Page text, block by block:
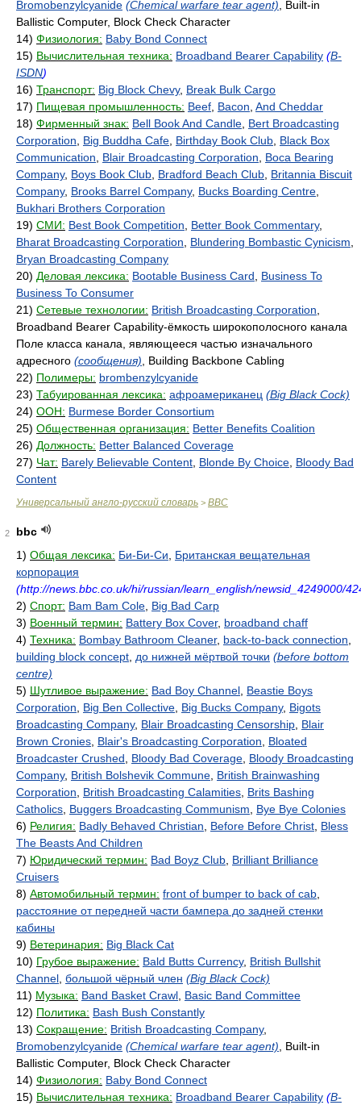
Bromobenzylcyanide (Chemical warfare tear agent) , Built-in
Ballistic Computer, Block Check Character
14) Физиология: Baby Bond Connect
15) Вычислительная техника: Broadband Bearer Capability (B-
ISDN)
16) Транспорт: Big Block Chevy, Break Bulk Cargo
17) Пищевая промышленность: Beef Bacon And Cheddar
18) Фирменный знак: Bell Book And Candle Bert Broadcasting
Corporation
Big Buddha Cafe Birthday Book Club Black Box
Communication
Blair Broadcasting Corporation
Boca Bearing
Company, Boys Book Club Bradford Beach Club Britannia Biscuit
Company, Brooks Barrel Company, Bucks Boarding Centre
Bukhari Brothers Corporation
19) СМИ: Best Book Competition Better Book Commentary,
Bharat Broadcasting Corporation
Blundering Bombastic Cynicism
Bryan Broadcasting Company
20) Деловая лексика: Bootable Business Card
Business To
Business To Consumer
21) Сетевые технологии: British Broadcasting Corporation
Broadband Bearer Capability-ёмкость широкополосного канала
Поле класса канала, являющееся частью изначального
адресного (сообщения) , Building Backbone Cabling
22) Полимеры: brombenzylcyanide
23) Табуированная лексика: афроамериканец (Big Black Cock)
24) ООН: Burmese Border Consortium
25) Общественная организация: Better Benefits Coalition
26) Должность: Better Balanced Coverage
27) Чат: Barely Believable Content Blonde By Choice Bloody Bad
Content
Универсальный англо-русский словарь > BBC
2
bbc
1) Общая лексика: Би-Би-Си
Британская вещательная
корпорация
(http://news.bbc.co.uk/hi/russian/learn_english/newsid_4249000/
2) Спорт: Bam Bam Cole Big Bad Carp
3) Военный термин: Battery Box Cover, broadband chaff
4) Техника: Bombay Bathroom Cleaner, back-to-back connection
building block concept до нижней мёртвой точки (before bottom
centre)
5) Шутливое выражение: Bad Boy Channel Beastie Boys
Corporation
Big Ben Collective Big Bucks Company, Bigots
Broadcasting Company, Blair Broadcasting Censorship Blair
Brown Cronies Blair's Broadcasting Corporation
Bloated
Broadcaster Crushed
Bloody Bad Coverage Bloody Broadcasting
Company, British Bolshevik Commune British Brainwashing
Corporation
British Broadcasting Calamities Brits Bashing
Catholics Buggers Broadcasting Communism
Bye Bye Colonies
6) Религия: Badly Behaved Christian Before Before Christ Bless
The Beasts And Children
7) Юридический термин: Bad Boyz Club Brilliant Brilliance
Cruisers
8) Автомобильный термин: front of bumper to back of cab
расстояние от передней части бампера до задней стенки
кабины
9) Ветеринария: Big Black Cat
10) Грубое выражение: Bald Butts Currency, British Bullshit
Channel большой чёрный член (Big Black Cock)
11) Музыка: Band Basket Crawl Basic Band Committee
12) Политика: Bash Bush Constantly
13) Сокращение: British Broadcasting Company,
Bromobenzylcyanide (Chemical warfare tear agent) , Built-in
Ballistic Computer, Block Check Character
14) Физиология: Baby Bond Connect
15) Вычислительная техника: Broadband Bearer Capability (B-